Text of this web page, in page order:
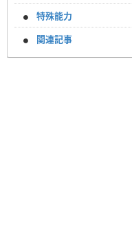
特殊能力
関連記事